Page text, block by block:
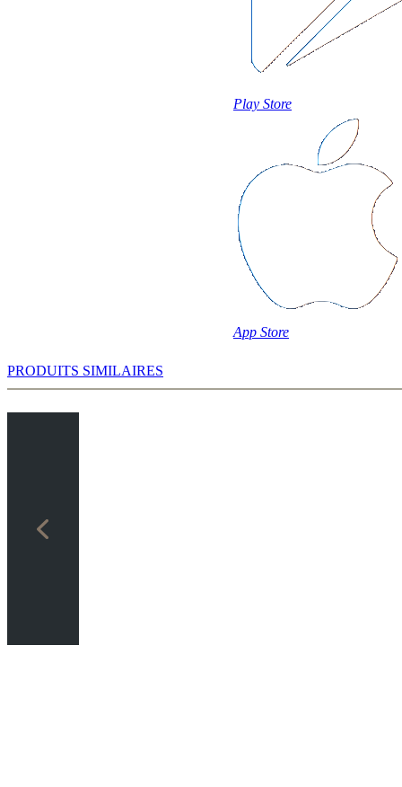
Play Store
App Store
PRODUITS SIMILAIRES